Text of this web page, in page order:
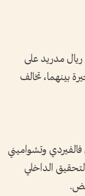
ريال مدريد على
بينهما، تخالف
وتشواميني
الداخلي